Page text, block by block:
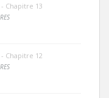
Chapitre 13
Chapitre 12